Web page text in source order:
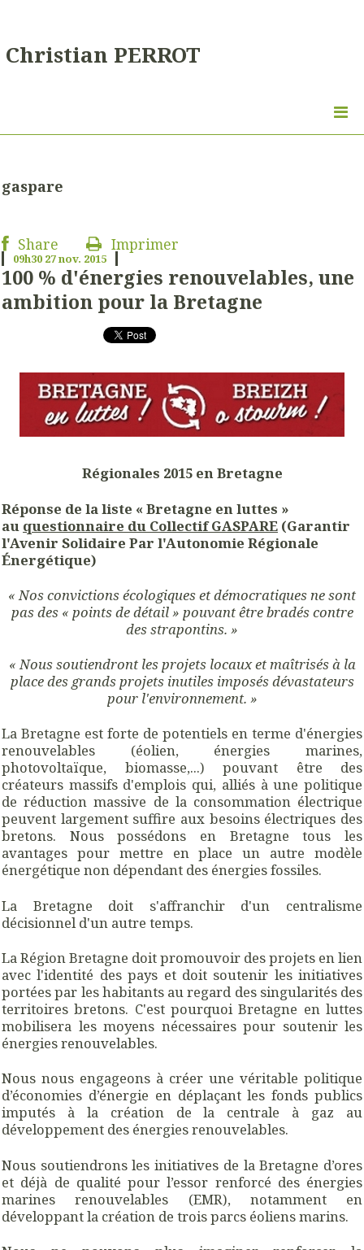
Christian PERROT
gaspare
Share Imprimer
09h30 27nov. 2015
100 % d'énergies renouvelables, une
ambition pour la Bretagne
Régionales 2015 en Bretagne
Réponse de la liste « Bretagne en luttes »
au questionnaire du Collectif GASPARE (Garantir
l'Avenir Solidaire Par l'Autonomie Régionale
Énergétique)
« Nos convictions écologiques et démocratiques ne sont
pas des « points de détail » pouvant être bradés contre
des strapontins. »
« Nous soutiendront les projets locaux et maîtrisés à la
placedes grands projets inutiles imposés dévastateurs
pour l'environnement. »
La Bretagne est forte de potentiels en terme d'énergies
renouvelables (éolien, énergies marines,
photovoltaïque, biomasse,...) pouvant être des
créateurs massifs d'emplois qui, alliés à une politique
de réduction massive de la consommation électrique
peuvent largement suffire aux besoins électriques des
bretons. Nous possédons en Bretagne tous les
avantages pour mettre en place un autre modèle
énergétique non dépendant des énergies fossiles.
La Bretagne doit s'affranchir d'un centralisme
décisionnel d'un autre temps.
La Région Bretagne doit promouvoir des projets en lien
avec l'identité des pays et doit soutenir les initiatives
portées par les habitants au regard des singularités des
territoires bretons. C'est pourquoi Bretagne en luttes
mobilisera les moyens nécessaires pour soutenir les
énergies renouvelables.
Nous nous engageons à créer une véritable politique
d’économies d’énergie en déplaçant les fonds publics
imputés à la création de la centrale à gaz au
développement des énergies renouvelables.
Nous soutiendrons les initiatives de la Bretagne d’ores
et déjà de qualité pour l’essor renforcé des énergies
marines renouvelables (EMR), notamment en
développant la création de trois parcs éoliens marins.